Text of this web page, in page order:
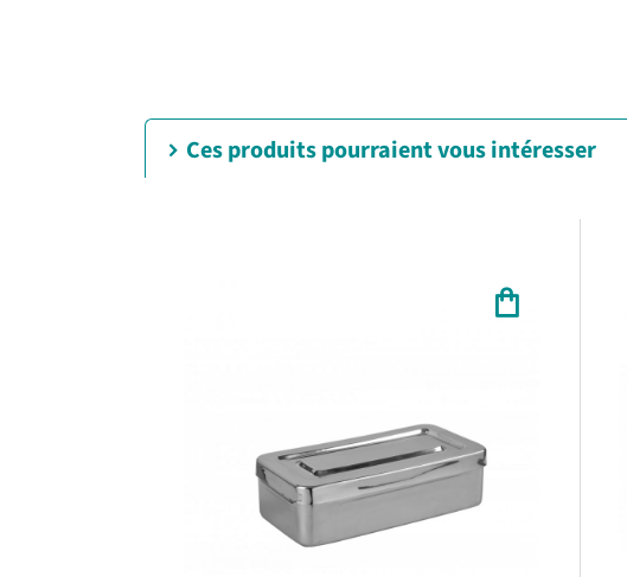
Ces produits pourraient vous intéresser